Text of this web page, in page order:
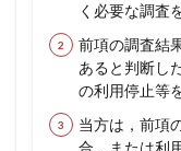
く必要な調査
前項の調査結
あると判断し
の利用停止等
当方は，前項